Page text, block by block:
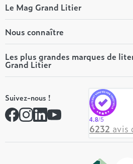
Le Mag Grand Litier
Bien-être
Conseils literie
Tous les articles du Mag
Tous nos guides
Nous connaître
Qui sommes-nous ?
Nos valeurs
Nos engagements
Rejoindre notre réseau
Contactez-nous
Les plus grandes marques de
Grand Litier
André Renault
Simmons
Hôtel & Lodge
Suivez-nous !
4.8/5
6232 avis